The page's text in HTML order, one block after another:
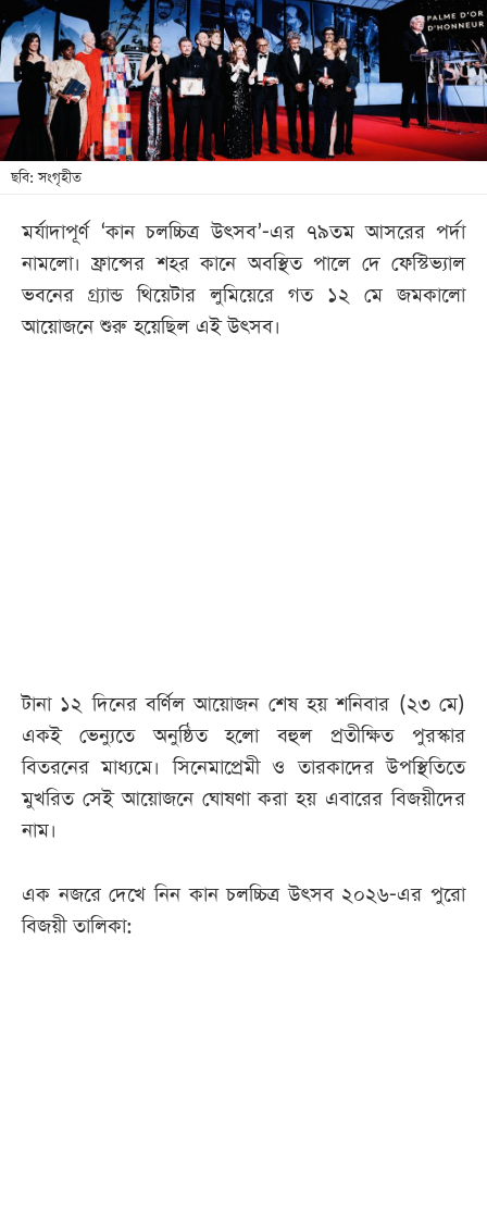
খেলা
বিনোদন
লাইফ
স্টাইল
শিক্ষা
সব
বিভাগ
ছবি: সংগৃহীত
মর্যাদাপূর্ণ ‘কান চলচ্চিত্র উৎসব’-এর ৭৯তম আসরের পর্দা
নামলো। ফ্রান্সের শহর কানে অবস্থিত পালে দে ফেস্টিভ্যাল
ভবনের গ্র্যান্ড থিয়েটার লুমিয়েরে গত ১২ মে জমকালো
আয়োজনে শুরু হয়েছিল এই উৎসব।
টানা ১২ দিনের বর্ণিল আয়োজন শেষ হয় শনিবার (২৩ মে)
একই ভেন্যুতে অনুষ্ঠিত হলো বহুল প্রতীক্ষিত পুরস্কার
বিতরনের মাধ্যমে। সিনেমাপ্রেমী ও তারকাদের উপস্থিতিতে
মুখরিত সেই আয়োজনে ঘোষণা করা হয় এবারের বিজয়ীদের
নাম।
এক নজরে দেখে নিন কান চলচ্চিত্র উৎসব ২০২৬-এর পুরো
বিজয়ী তালিকা: